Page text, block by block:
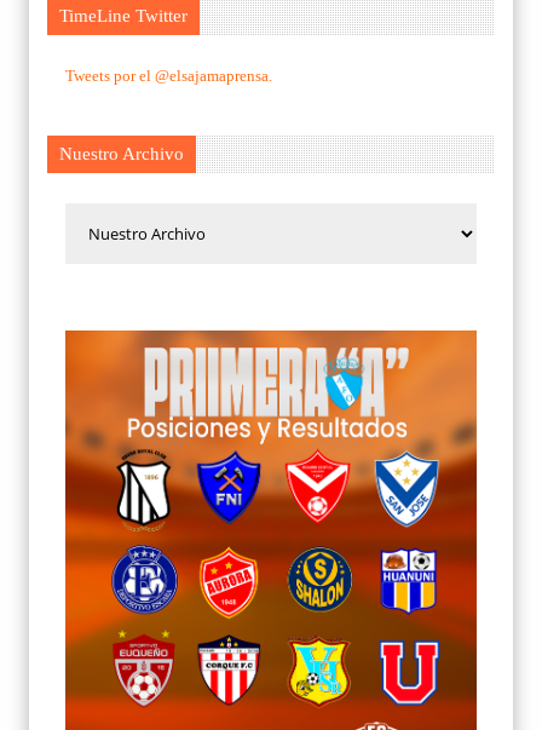
TimeLine Twitter
Tweets por el @elsajamaprensa.
Nuestro Archivo